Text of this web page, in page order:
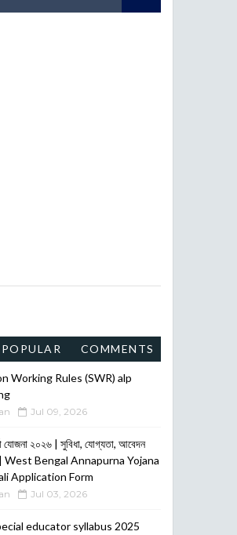
POPULAR
POSTS
COMMENTS
Working Rules (SWR) alp
Jul 09, 2026
যোজনা ২০২৬ | সুবিধা, যোগ্যতা, আবেদন
| West Bengal Annapurna Yojana
Application Form
Jul 03, 2026
educator syllabus 2025